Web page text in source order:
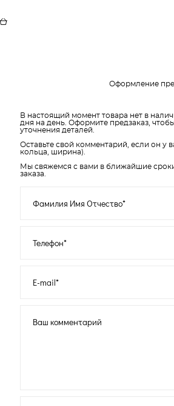
Оформление
В настоящий момент товара нет в
дня на день. Оформите предзаказ,
уточнения деталей.
Оставьте свой комментарий, если он у
кольца, ширина).
Мы свяжемся с вами в ближайшие
заказа.
Фамилия Имя Отчество*
Телефон*
E-mail*
Ваш комментарий